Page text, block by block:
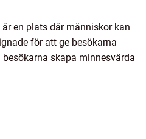
en plats där människor kan
för att ge besökarna
skapa minnesvärda